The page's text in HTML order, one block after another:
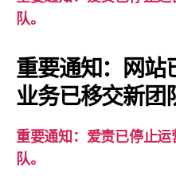
队。
重要通知：网站
业务已移交新团
重要通知：爱责已停止
队。